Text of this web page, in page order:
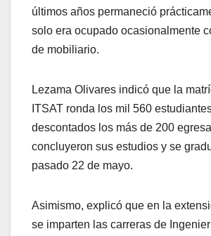
últimos años permaneció
solo era ocupado ocasionalmente
de mobiliario.
Lezama Olivares indicó que la
ITSAT ronda los mil 560
descontados los más de 200
concluyeron sus estudios y se
pasado 22 de mayo.
Asimismo, explicó que en la
se imparten las carreras de